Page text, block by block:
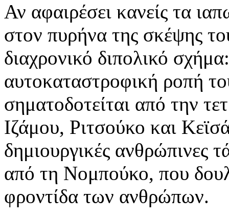
Αν αφαιρέσει κανείς τα
στον πυρήνα της σκέψης
διαχρονικό διπολικό
αυτοκαταστροφική ροπή
σηματοδοτείται από την
Ιζάμου, Ριτσούκο και
δημιουργικές ανθρώπινες
από τη Νομπούκο, που
φροντίδα των ανθρώπων.